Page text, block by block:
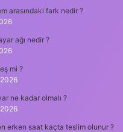
arasındaki fark nedir ?
ağı nedir ?
mi ?
ne kadar olmalı ?
erken saat kaçta teslim olunur ?